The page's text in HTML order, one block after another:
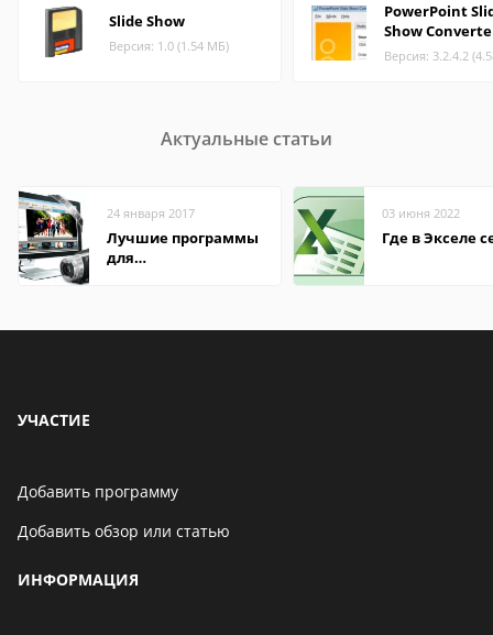
Slide Show
Версия: 1.0 (1.54 МБ)
PowerPoint
Show
Версия: 3.2.4.2
Актуальные статьи
24 января 2017
Лучшие программы
для
03 июня 2022
Где в Экселе
УЧАСТИЕ
Добавить программу
Добавить обзор или статью
ИНФОРМАЦИЯ